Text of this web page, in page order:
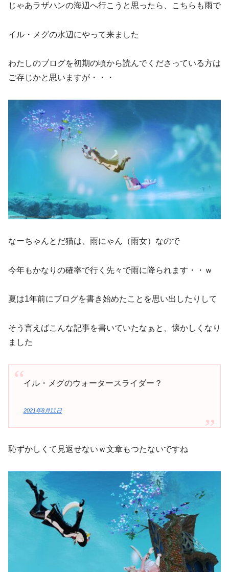
じゃあラザハンの海辺へ行こうと思ったら、こちらも雨で
イル・メグの水辺にやって来ました
わたしのブログを初期の頃から読んでくださっている方は
ご存じかと思いますが・・・
なーちゃんとだ猫は、雨にゃん（雨女）なので
今年もかなりの確率で行く先々で雨に降られます・・ｗ
夏は1年前にブログを書き始めたことを思い出したりして
そう言えばこんな記事を書いていたなぁと、懐かしくなり
ました
イル・メグのウォータースライダー？
2021年8月11日
恥ずかしくて見返せないｗ文章もつたないですね